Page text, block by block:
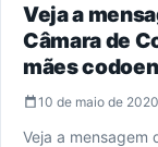
Veja a
Câmara de
mães
10 de maio de 2020
Veja a mensagem